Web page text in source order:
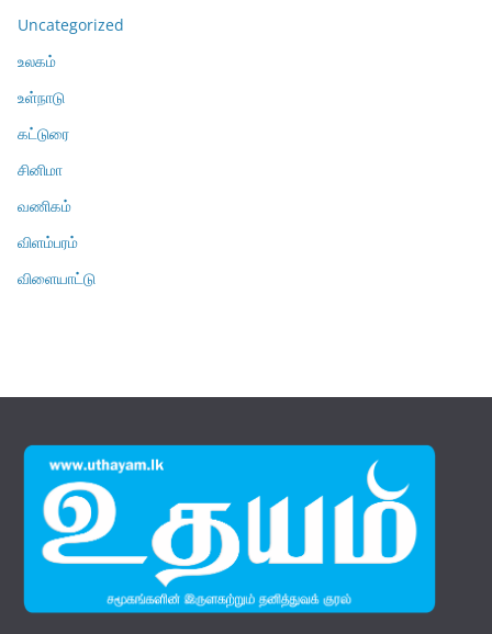
Uncategorized
உலகம்
உள்நாடு
கட்டுரை
சினிமா
வணிகம்
விளம்பரம்
விளையாட்டு